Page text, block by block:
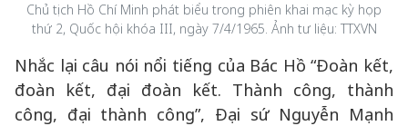
Chủ tịch Hồ Chí Minh phát biểu trong phiên khai mạc kỳ họp
thứ 2, Quốc hội khóa III, ngày 7/4/1965. Ảnh tư liệu: TTXVN
Nhắc lại câu nói nổi tiếng của Bác Hồ “Đoàn kết,
đoàn kết, đại đoàn kết. Thành công, thành
công, đại thành công”, Đại sứ Nguyễn Mạnh